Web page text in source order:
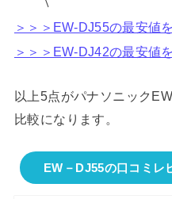
＞＞＞EW-DJ55の最安値
＞＞＞EW-DJ42の最安値
以上5点がパナソニック
比較になります。
EW－DJ55の口コミレ